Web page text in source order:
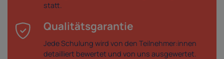
statt.
Qualitätsgarantie
Jede Schulung wird von den Teilnehmer:innen
detailliert bewertet und von uns ausgewertet.